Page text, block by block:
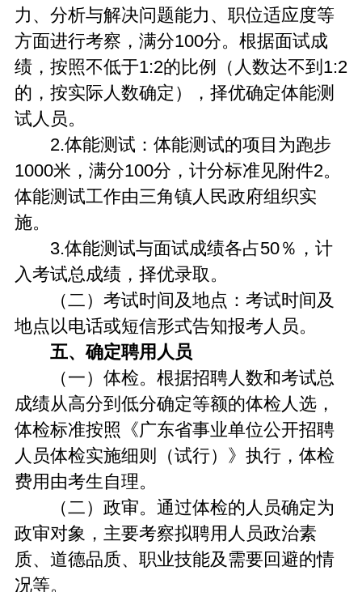
力、分析与解决问题能力、职位适应度等
方面进行考察，满分100分。根据面试成
绩，按照不低于1:2的比例（人数达不到1:2
的，按实际人数确定），择优确定体能测
试人员。
2.体能测试：体能测试的项目为跑步
1000米，满分100分，计分标准见附件2。
体能测试工作由三角镇人民政府组织实
施。
3.体能测试与面试成绩各占50％，计
入考试总成绩，择优录取。
（二）考试时间及地点：考试时间及
地点以电话或短信形式告知报考人员。
五、确定聘用人员
（一）体检。根据招聘人数和考试总
成绩从高分到低分确定等额的体检人选，
体检标准按照《广东省事业单位公开招聘
人员体检实施细则（试行）》执行，体检
费用由考生自理。
（二）政审。通过体检的人员确定为
政审对象，主要考察拟聘用人员政治素
质、道德品质、职业技能及需要回避的情
况等。